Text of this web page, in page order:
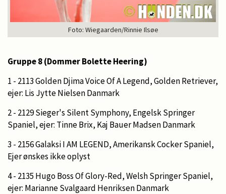
Foto: Wiegaarden/Rinnie Ilsøe
Gruppe 8 (Dommer Bolette Heering)
1 - 2113 Golden Djima Voice Of A Legend, Golden Retriever,
ejer: Lis Jytte Nielsen Danmark
2 - 2129 Sieger's Silent Symphony, Engelsk Springer
Spaniel, ejer: Tinne Brix, Kaj Bauer Madsen Danmark
3 - 2156 Galaksi I AM LEGEND, Amerikansk Cocker Spaniel,
Ejer ønskes ikke oplyst
4 - 2135 Hugo Boss Of Glory-Red, Welsh Springer Spaniel,
ejer: Marianne Svalgaard Henriksen Danmark